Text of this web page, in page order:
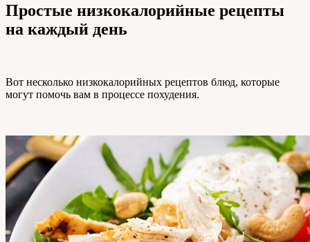
Простые низкокалорийные рецепты
на каждый день
Вот несколько низкокалорийных рецептов блюд, которые
могут помочь вам в процессе похудения.